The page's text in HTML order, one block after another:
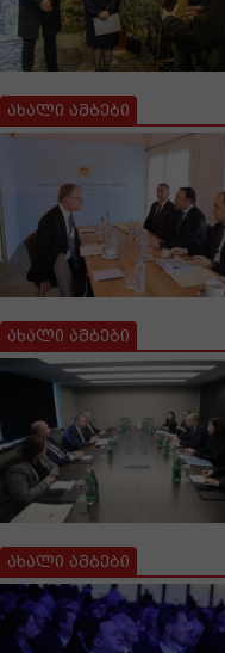
ახალი ამბები
ახალი ამბები
ახალი ამბები